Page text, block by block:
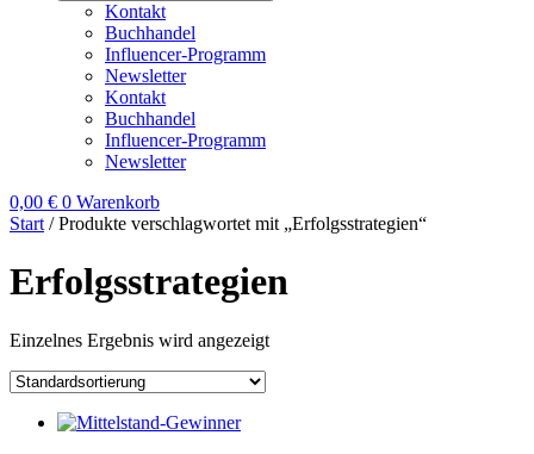
Kontakt
Buchhandel
Influencer-Programm
Newsletter
Kontakt
Buchhandel
Influencer-Programm
Newsletter
0,00 € 0 Warenkorb
Start / Produkte verschlagwortet mit „Erfolgsstrategien“
Erfolgsstrategien
Einzelnes Ergebnis wird angezeigt